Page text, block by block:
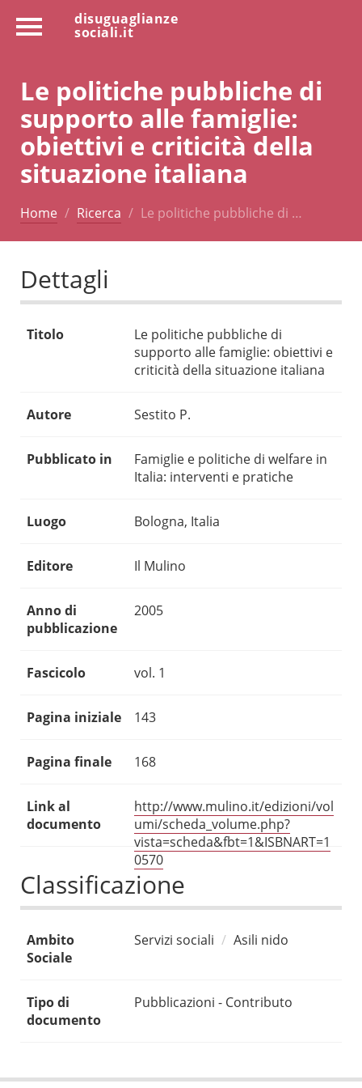
disuguaglianze
sociali.it
Le politiche pubbliche di
supporto alle famiglie:
obiettivi e criticità della
situazione italiana
Home Ricerca Le politiche pubbliche di …
Dettagli
Titolo
Le politiche pubbliche di
supporto alle famiglie: obiettivi e
criticità della situazione italiana
Autore Sestito P.
Pubblicato in
Famiglie e politiche di welfare in
Italia: interventi e pratiche
Luogo Bologna, Italia
Editore Il Mulino
Anno di
pubblicazione
2005
Fascicolo vol. 1
Pagina iniziale 143
Pagina finale 168
Link al
documento
http://www.mulino.it/edizioni/vol
umi/scheda_volume.php?
vista=scheda&fbt=1&ISBNART=1
0570
Classificazione
Ambito
Sociale
Servizi sociali Asili nido
Tipo di
documento
Pubblicazioni - Contributo